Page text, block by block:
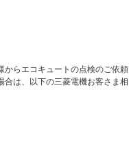
からエコキュートの点検のご依頼
合は、以下の三菱電機お客さま相